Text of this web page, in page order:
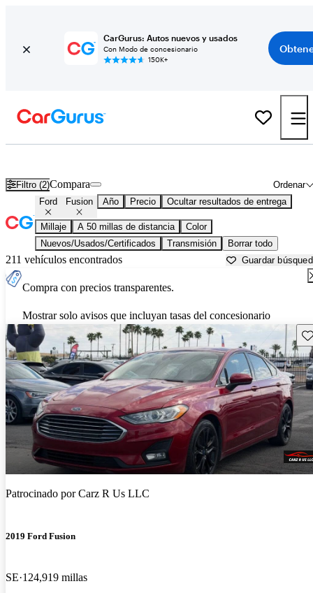
CarGurus: Autos nuevos y usados
Con Modo de concesionario
150K+
Filtro (2) Ordenar
Compara
Ford Fusion Año Precio Ocultar resultados de entrega
Millaje A 50 millas de distancia
Color
Nuevos/Usados/Certificados
Transmisión Borrar todo
211 vehículos encontrados Guardar
Compra con precios transparentes.
Mostrar solo avisos que incluyan tasas del concesionario
Patrocinado porCarz R Us LLC
2019 Ford Fusion
SE 124,919 millas